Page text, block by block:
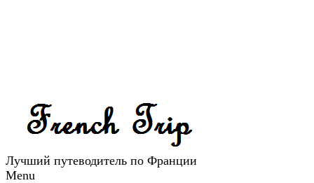
Лучший путеводитель по Франции
Menu